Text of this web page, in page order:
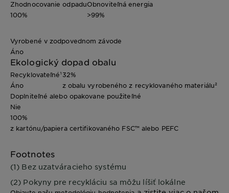
Zhodnocovanie odpadu
100%
Obnoviteľná energia
>99%
Vyrobené v zodpovednom závode
Áno
Ekologický dopad obalu
Recyklovateľné¹
Áno
32%
z obalu vyrobeného z recyklovaného materiálu²
Doplniteľné alebo opakovane použiteľné
Nie
100%
z kartónu/papiera certifikovaného FSC™ alebo PEFC
Footnotes
(1) Bez uzatváracieho systému
(2) Pokyny pre recykláciu sa môžu líšiť lokálne